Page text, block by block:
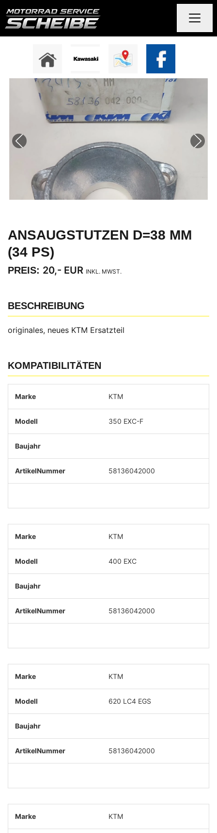
ANSAUGSTUTZEN D=38 MM
(34 PS)
PREIS: 20,- EUR INKL. MWST.
BESCHREIBUNG
originales, neues KTM Ersatzteil
KOMPATIBILITÄTEN
KTM
350 EXC-F
58136042000
KTM
400 EXC
58136042000
KTM
620 LC4 EGS
58136042000
KTM